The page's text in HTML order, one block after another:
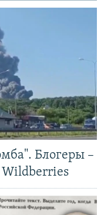
Блогеры –
Wildberries